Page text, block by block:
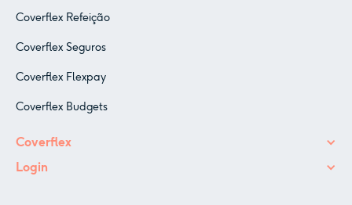
Coverflex Refeição
Coverflex Seguros
Coverflex Flexpay
Coverflex Budgets
Coverflex
Login